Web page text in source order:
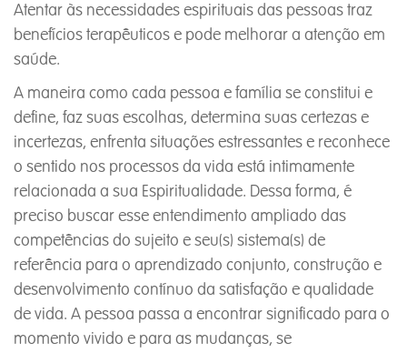
Atentar às necessidades espirituais das pessoas traz
benefícios terapêuticos e pode melhorar a atenção em
saúde.
A maneira como cada pessoa e família se constitui e
define, faz suas escolhas, determina suas certezas e
incertezas, enfrenta situações estressantes e reconhece
o sentido nos processos da vida está intimamente
relacionada a sua Espiritualidade. Dessa forma, é
preciso buscar esse entendimento ampliado das
competências do sujeito e seu(s) sistema(s) de
referência para o aprendizado conjunto, construção e
desenvolvimento contínuo da satisfação e qualidade
de vida. A pessoa passa a encontrar significado para o
momento vivido e para as mudanças, se